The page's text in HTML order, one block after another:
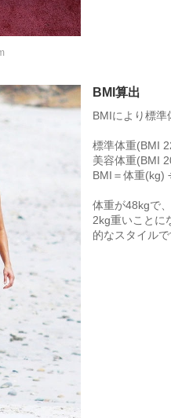
BMI算出
BMIにより標準
標準体重(BMI
美容体重(BMI
BMI＝体重(kg)
体重が48kgで
2kg重いことに
的なスタイルで